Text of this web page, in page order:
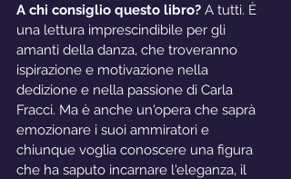
A chi consiglio questo libro? A tutti. È
una lettura imprescindibile per gli
amanti della danza, che troveranno
ispirazione e motivazione nella
dedizione e nella passione di Carla
Fracci. Ma è anche un'opera che saprà
emozionare i suoi ammiratori e
chiunque voglia conoscere una figura
che ha saputo incarnare l'eleganza, il